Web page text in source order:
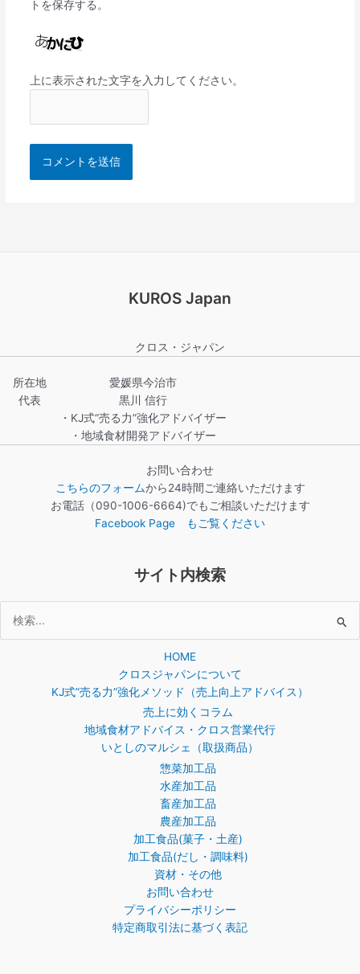
トを保存する。
上に表示された文字を入力してください。
KUROS Japan
クロス・ジャパン
所在地
代表
愛媛県今治市
黒川 信行
・KJ式“売る力”強化アドバイザー
・地域食材開発アドバイザー
お問い合わせ
こちらのフォームから24時間ご連絡いただけます
お電話（090-1006-6664)でもご相談いただけます
Facebook Page もご覧ください
サイト内検索
索
HOME
クロスジャパンについて
KJ式”売る力”強化メソッド（売上向上アドバイス）
売上に効くコラム
地域食材アドバイス・クロス営業代行
いとしのマルシェ（取扱商品）
惣菜加工品
水産加工品
畜産加工品
農産加工品
加工食品(菓子・土産)
加工食品(だし・調味料)
資材・その他
お問い合わせ
プライバシーポリシー
特定商取引法に基づく表記